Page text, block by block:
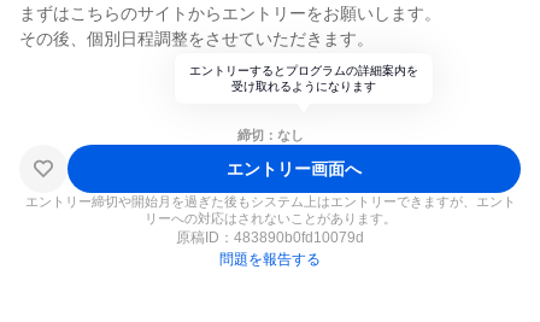
まずはこちらのサイトからエントリーをお願いします。
その後、個別日程調整をさせていただきます。
エントリーするとプログラムの詳細案内を
受け取れるようになります
締切：なし
エントリー画面へ
エントリー締切や開始月を過ぎた後もシステム上はエントリーできますが、エント
リーへの対応はされないことがあります。
原稿ID： 483890b0fd10079d
問題を報告する